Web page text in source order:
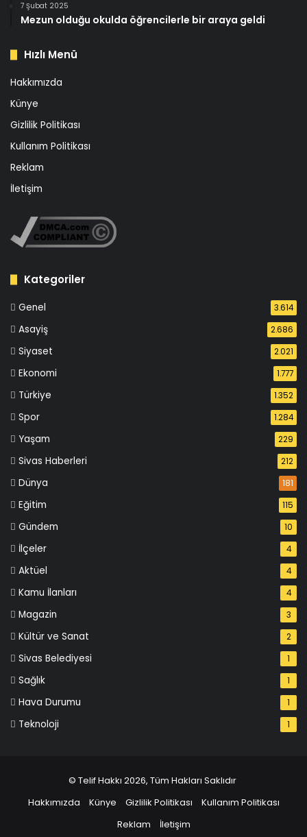
7 Şubat 2025
Mezun olduğu okulda öğrencilerle bir araya geldi
Hızlı Menü
Hakkımızda
Künye
Gizlilik Politikası
Kullanım Politikası
Reklam
İletişim
Kategoriler
Genel 3.614
Asayiş 2.686
Siyaset 2.021
Ekonomi 1.777
Türkiye 1.352
Spor 1.284
Yaşam 229
Sivas Haberleri 212
Dünya 181
Eğitim 115
Gündem 10
İlçeler 4
Aktüel 4
Kamu İlanları 4
Magazin 3
Kültür ve Sanat 2
Sivas Belediyesi 1
Sağlık 1
Hava Durumu 1
Teknoloji 1
© Telif Hakkı 2026, Tüm Hakları Saklıdır
Hakkımızda
Künye Gizlilik Politikası
Kullanım Politikası
Reklam
İletişim